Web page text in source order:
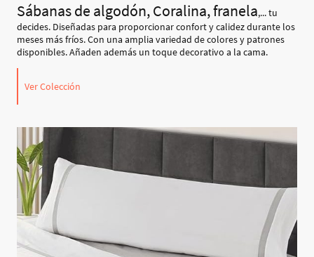
Sábanas de algodón, Coralina, franela,... tu
decides. Diseñadas para proporcionar confort y calidez durante los
meses más fríos. Con una amplia variedad de colores y patrones
disponibles. Añaden además un toque decorativo a la cama.
Ver Colección